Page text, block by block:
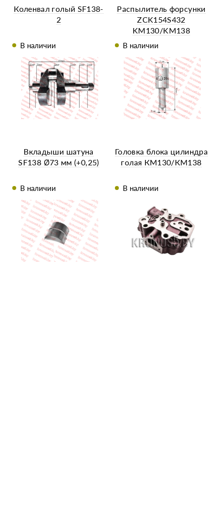
Коленвал голый SF138-
2
В наличии
Распылитель форсунки
ZCK154S432
KM130/KM138
В наличии
Вкладыши шатуна
SF138 Ø73 мм (+0,25)
В наличии
Головка блока цилиндра
голая КМ130/КМ138
В наличии